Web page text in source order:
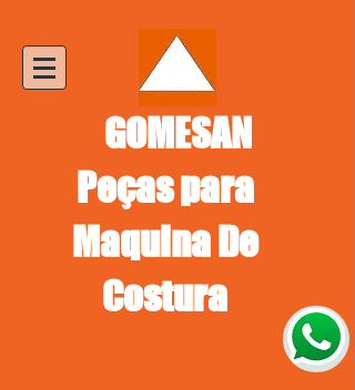
GOMESAN
Peças para
Maquina De
Costura